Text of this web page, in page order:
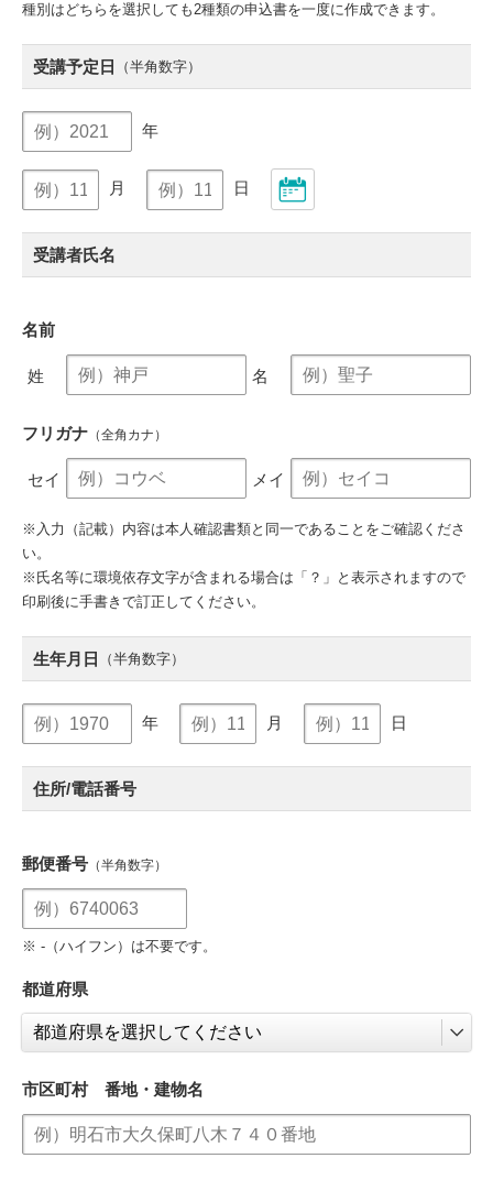
種別はどちらを選択しても2種類の申込書を一度に作成できます。
受講予定日 （半角数字）
年
月 日
受講者氏名
名前
姓 名
フリガナ （全角カナ）
セイ メイ
※入力（記載）内容は本人確認書類と同一であることをご確認くださ
い。
※氏名等に環境依存文字が含まれる場合は「？」と表示されますので
印刷後に手書きで訂正してください。
生年月日 （半角数字）
年 月 日
住所/電話番号
郵便番号 （半角数字）
※ -（ハイフン）は不要です。
都道府県
市区町村 番地・建物名